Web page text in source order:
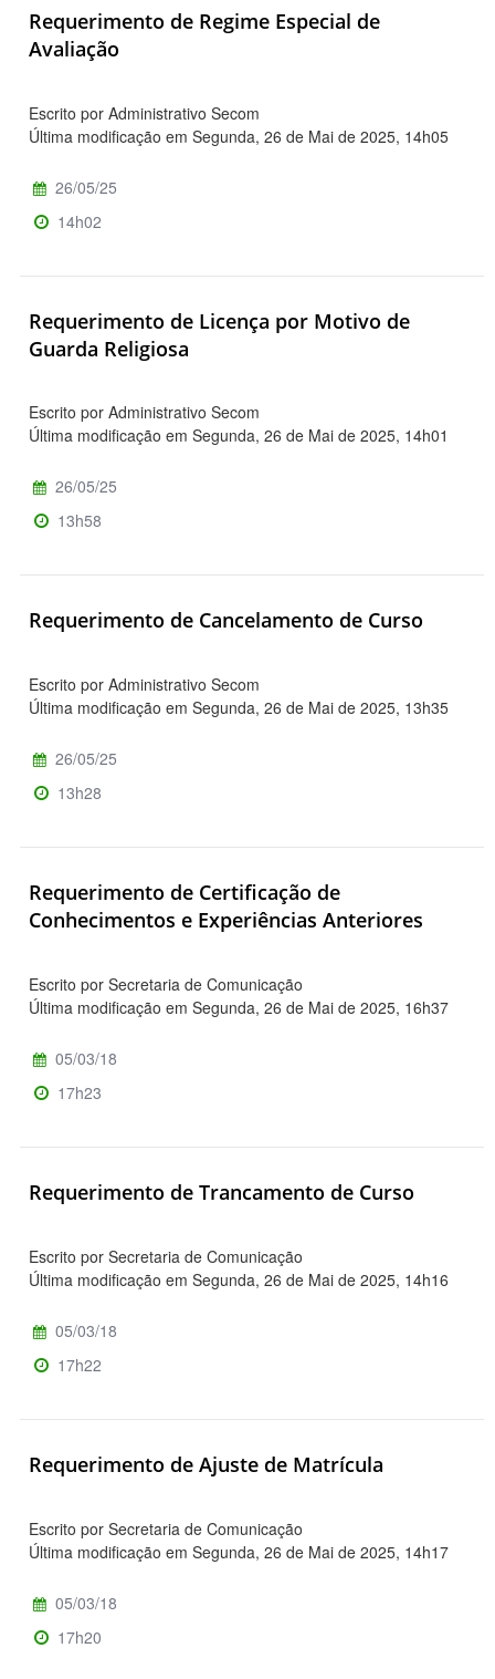
Requerimento de Regime Especial de
Avaliação
Escrito por Administrativo Secom
Última modificação em Segunda, 26 de Mai de 2025, 14h05
26/05/25
14h02
Requerimento de Licença por Motivo de
Guarda Religiosa
Escrito por Administrativo Secom
Última modificação em Segunda, 26 de Mai de 2025, 14h01
26/05/25
13h58
Requerimento de Cancelamento de Curso
Escrito por Administrativo Secom
Última modificação em Segunda, 26 de Mai de 2025, 13h35
26/05/25
13h28
Requerimento de Certificação de
Conhecimentos e Experiências Anteriores
Escrito por Secretaria de Comunicação
Última modificação em Segunda, 26 de Mai de 2025, 16h37
05/03/18
17h23
Requerimento de Trancamento de Curso
Escrito por Secretaria de Comunicação
Última modificação em Segunda, 26 de Mai de 2025, 14h16
05/03/18
17h22
Requerimento de Ajuste de Matrícula
Escrito por Secretaria de Comunicação
Última modificação em Segunda, 26 de Mai de 2025, 14h17
05/03/18
17h20